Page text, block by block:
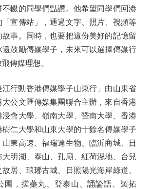
輟的同學們點讚。他希望同學們回港
宣傳站」，通過文字、照片、視頻等
事。同時，也要把這份美好的記憶留
鼓勵傳媒學子，未來可以選擇傳媒行
傳媒理想。
行動香港傳媒學子山東行」由山東省
公文匯傳媒集團聯合主辦，來自香港
會大學、嶺南大學、暨南大學、香港
仁大學和山東大學的十餘名傳媒學子
東高速、福瑞達生物、臨沂商城、日
大明湖、泰山、孔廟、紅荷濕地、台兒
居、琅琊古城、日照陽光海岸綠道、
園，搓藥丸、登泰山、誦論語、製拓